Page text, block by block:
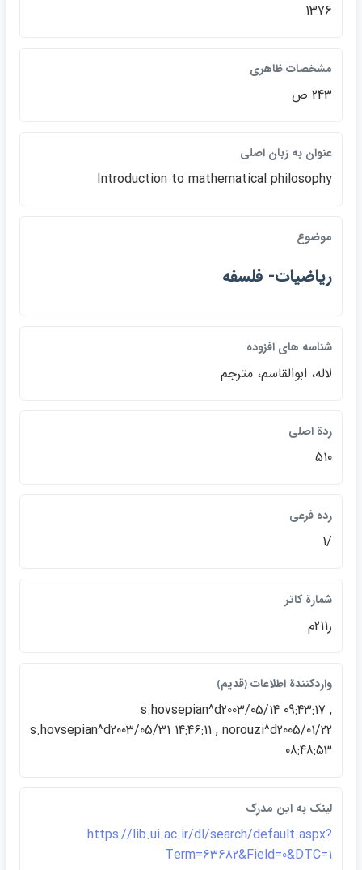
1376
مشخصات ظاهري
243 ص
عنوان به زبان اصلي
Introduction to mathematical philosophy
موضوع
رياضيات- فلسفه
شناسه هاي افزوده
لاله، ابوالقاسم، مترجم
ردة اصلي
510
رده فرعي
/1
شمارة كاتر
ر211م
واردكنندة اطلاعات ﴿قديم﴾
s.hovsepian^d2003/05/14 09:43:17 ,
s.hovsepian^d2003/05/31 14:46:11 , norouzi^d2005/01/22
08:48:53
لينک به اين مدرک
https://lib.ui.ac.ir/dl/search/default.aspx?
Term=63682&Field=0&DTC=1